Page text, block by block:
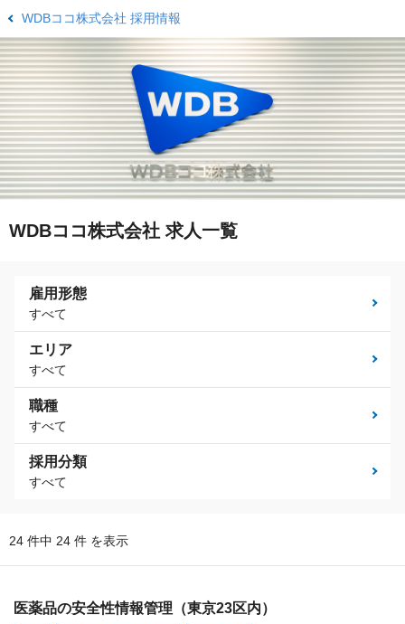
WDBココ株式会社 採用情報
WDBココ株式会社 求人一覧
雇用形態
すべて
エリア
すべて
職種
すべて
採用分類
すべて
24 件中 24 件 を表示
医薬品の安全性情報管理（東京23区内）